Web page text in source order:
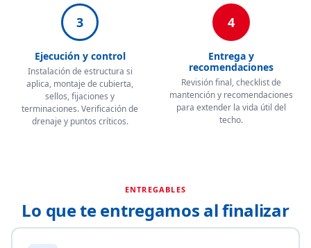
3
Ejecución y control
Instalación de estructura si
aplica, montaje de cubierta,
sellos, fijaciones y
terminaciones. Verificación de
drenaje y puntos críticos.
4
Entrega y
recomendaciones
Revisión final, checklist de
mantención y recomendaciones
para extender la vida útil del
techo.
ENTREGABLES
Lo que te entregamos al finalizar